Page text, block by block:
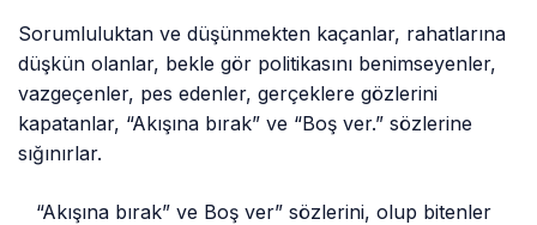
Sorumluluktan ve düşünmekten kaçanlar, rahatlarına
düşkün olanlar, bekle gör politikasını benimseyenler,
vazgeçenler, pes edenler, gerçeklere gözlerini
kapatanlar, “Akışına bırak” ve “Boş ver.” sözlerine
sığınırlar.
“Akışına bırak” ve Boş ver” sözlerini, olup bitenler